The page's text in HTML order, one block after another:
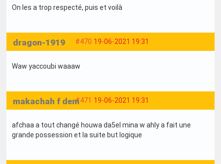
On les a trop respecté, puis et voilà
#470 19-06-2021 19:31
dragon-1919
Waw yaccoubi waaaw
#471 19-06-2021 19:31
makachah f dem
afchaa a tout changé houwa da5el mina w ahly a fait une
grande possession et la suite but logique